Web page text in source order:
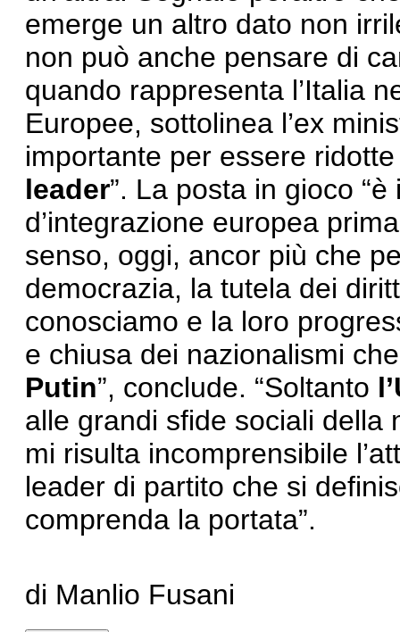
emerge un altro dato non
non può anche pensare di
quando rappresenta l’Italia
Europee, sottolinea l’ex
importante per essere
leader”. La posta in gioco
d’integrazione europea
senso, oggi, ancor più che
democrazia, la tutela dei
conosciamo e la loro
e chiusa dei nazionalismi
Putin”, conclude. “Soltanto
alle grandi sfide sociali della
mi risulta incomprensibile
leader di partito che si
comprenda la portata”.
di Manlio Fusani